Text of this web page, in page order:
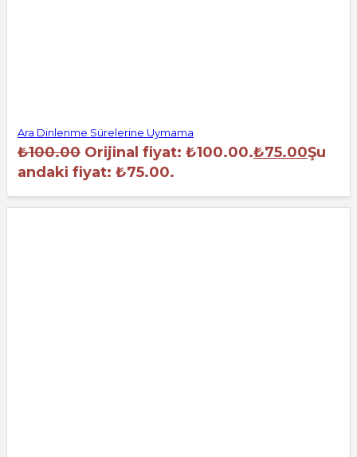
Ara Dinlenme Sürelerine Uymama
₺100.00 Orijinal fiyat: ₺100.00.₺75.00Şu
andaki fiyat: ₺75.00.